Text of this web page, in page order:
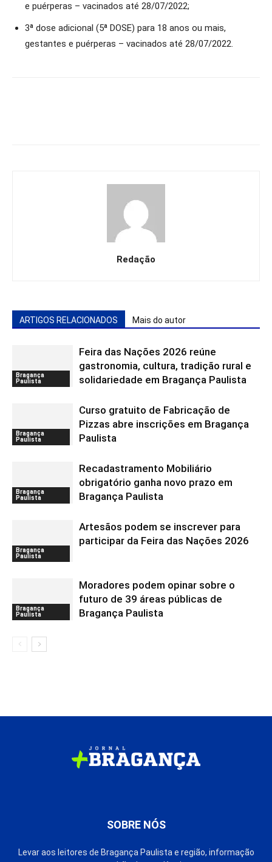
e puérperas – vacinados até 28/07/2022;
3ª dose adicional (5ª DOSE) para 18 anos ou mais,
gestantes e puérperas – vacinados até 28/07/2022.
Redação
ARTIGOS RELACIONADOS Mais do autor
Bragança
Paulista
Feira das Nações 2026 reúne
gastronomia, cultura, tradição rural e
solidariedade em Bragança Paulista
Bragança
Paulista
Curso gratuito de Fabricação de
Pizzas abre inscrições em Bragança
Paulista
Bragança
Paulista
Recadastramento Mobiliário
obrigatório ganha novo prazo em
Bragança Paulista
Bragança
Paulista
Artesãos podem se inscrever para
participar da Feira das Nações 2026
Bragança
Paulista
Moradores podem opinar sobre o
futuro de 39 áreas públicas de
Bragança Paulista
SOBRE NÓS
Levar aos leitores de Bragança Paulista e região, informação